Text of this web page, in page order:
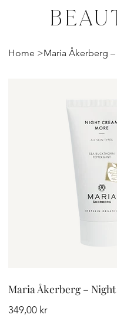
Home >Maria Åkerberg
Maria Åkerberg –
Pris
349,00 kr